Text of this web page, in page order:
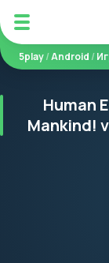
5play/Android /
Human
Mankind!